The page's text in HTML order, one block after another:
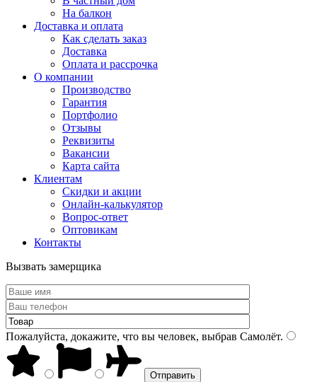
На балкон
Доставка и оплата
Как сделать заказ
Доставка
Оплата и рассрочка
О компании
Производство
Гарантия
Портфолио
Отзывы
Реквизиты
Вакансии
Карта сайта
Клиентам
Скидки и акции
Онлайн-калькулятор
Вопрос-ответ
Оптовикам
Контакты
Вызвать замерщика
Пожалуйста, докажите, что вы человек, выбрав Самолёт.